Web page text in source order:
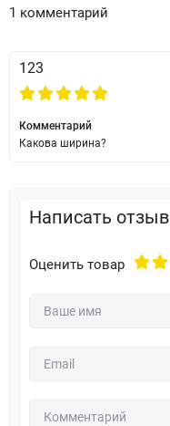
1 комментарий
123
Комментарий
Какова ширина?
Написать отзыв
Оценить товар